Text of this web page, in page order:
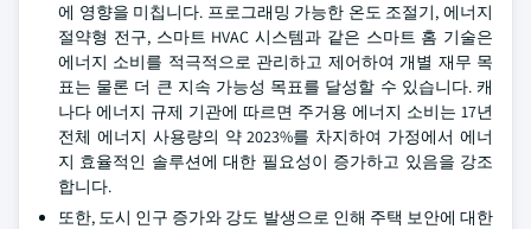
에 영향을 미칩니다. 프로그래밍 가능한 온도 조절기, 에너지
절약형 전구, 스마트 HVAC 시스템과 같은 스마트 홈 기술은
에너지 소비를 적극적으로 관리하고 제어하여 개별 재무 목
표는 물론 더 큰 지속 가능성 목표를 달성할 수 있습니다. 캐
나다 에너지 규제 기관에 따르면 주거용 에너지 소비는 17년
전체 에너지 사용량의 약 2023%를 차지하여 가정에서 에너
지 효율적인 솔루션에 대한 필요성이 증가하고 있음을 강조
합니다.
또한, 도시 인구 증가와 강도 발생으로 인해 주택 보안에 대한